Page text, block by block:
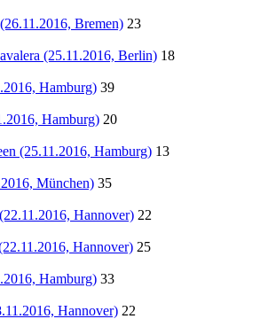
Bremen) 23
(25.11.2016, Berlin) 18
Hamburg) 39
Hamburg) 20
(25.11.2016, Hamburg) 13
München) 35
Hannover) 22
Hannover) 25
Hamburg) 33
Hannover) 22